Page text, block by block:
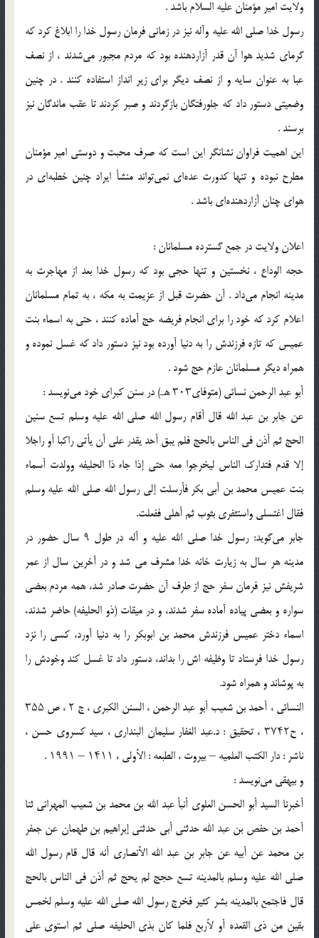
ولایت امیر مؤمنان علیه السلام باشد .
رسول خدا صلی الله علیه وآله نیز در زمانی فرمان رسول خدا را ابلاغ کرد که
گرمای شدید هوا آن قدر آزاردهنده بود که مردم مجبور می‌شدند ، از نصف
عبا به عنوان سایه و از نصف دیگر برای زیر انداز استفاده کنند . در چنین
وضعیتی دستور داد که جلورفتگان بازگردند و صبر کردند تا عقب ماندگان نیز
برسند .
این اهمیت فراوان نشانگر این است که صرف محبت و دوستی امیر مؤمنان
مطرح نبوده و تنها کدورت عده‌ای نمی‌تواند منشأ ایراد چنین خطبه‌ای در
هوای چنان آزاردهنده‌ای باشد .
اعلان ولایت در جمع گسترده مسلمانان :
حجه الوداع ، نخستین و تنها حجی بود که رسول خدا بعد از مهاجرت به
مدینه انجام می‌داد . آن حضرت قبل از عزیمت به مکه ، به تمام مسلمانان
اعلام کرد که خود را برای انجام فریضه حج آماده کنند ، حتی به اسماء بنت
عمیس که تازه فرزندش را به دنیا آورده بود نیز دستور داد که غسل نموده و
همراه دیگر مسلمانان عازم حج شود .
أبو عبد الرحمن نسائی (متوفای۳۰۳ هـ) در سنن کبرای خود می‌نویسد :
عن جابر بن عبد الله قال أقام رسول الله صلى الله علیه وسلم تسع سنین
الحج ثم أذن فی الناس بالحج فلم یبق أحد یقدر على أن یأتی راکبا أو راجلا
إلا قدم فتدارک الناس لیخرجوا معه حتى إذا جاء ذا الحلیفه وولدت أسماء
بنت عمیس محمد بن أبی بکر فأرسلت إلى رسول الله صلى الله علیه وسلم
فقال اغتسلی واستثفری بثوب ثم أهلی ففعلت.
جابر می‌گوید: رسول خدا صلی الله علیه و آله در طول ۹ سال حضور در
مدینه هر سال به زیارت خانه خدا مشرف می شد و در آخرین سال از عمر
شریفش نیز فرمان سفر حج از طرف آن حضرت صادر شد، همه مردم بعضی
سواره و بعضی پیاده آماده سفر شدند، و در میقات (ذو الحلیفه) حاضر شدند،
اسماء دختر عمیس فرزندش محمد بن ابوبکر را به دنیا آورد، کسی را نزد
رسول خدا فرستاد تا وظیفه اش را بداند، دستور داد تا غسل کند وخودش را
به پوشاند و همراه شود.
النسائی ، أحمد بن شعیب أبو عبد الرحمن ، السنن الکبرى ، ج ۲ ، ص ۳۵۵
، ح۳۷۴۲ ، تحقیق : د.عبد الغفار سلیمان البنداری ، سید کسروی حسن ،
ناشر : دار الکتب العلمیه – بیروت ، الطبعه : الأولى ، ۱۴۱۱ – ۱۹۹۱ .
و بیهقی می‌نویسد :
أخبرنا السید أبو الحسن العلوی أنبأ عبد الله بن محمد بن شعیب المهرانی ثنا
أحمد بن حفص بن عبد الله حدثنی أبی حدثنی إبراهیم بن طهمان عن جعفر
بن محمد عن أبیه عن جابر بن عبد الله الأنصاری أنه قال قام رسول الله
صلى الله علیه وسلم بالمدینه تسع حجج لم یحج ثم أذن فی الناس بالحج
قال فاجتمع بالمدینه بشر کثیر فخرج رسول الله صلى الله علیه وسلم لخمس
بقین من ذی القعده أو لأربع فلما کان بذی الحلیفه صلى ثم استوى على